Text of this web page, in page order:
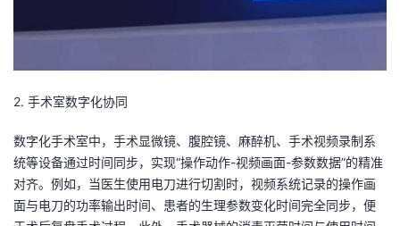
2. 手术室数字化协同
数字化手术室中，手术显微镜、腹腔镜、麻醉机、手术视频录制系
统等设备通过时间同步，实现“操作动作-视频画面-参数数据”的精准
对齐。例如，当医生使用电刀进行切割时，视频系统记录的操作画
面与电刀的功率输出时间、患者的生理参数变化时间完全同步，便